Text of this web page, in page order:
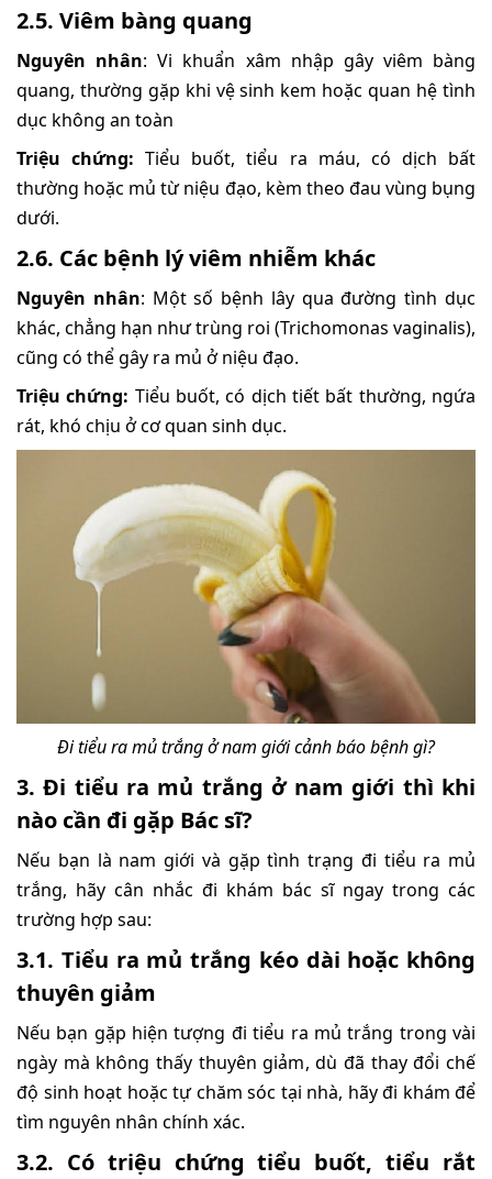
2.5. Viêm bàng quang
Nguyên nhân: Vi khuẩn xâm nhập gây viêm bàng
quang, thường gặp khi vệ sinh kem hoặc quan hệ tình
dục không an toàn
Triệu chứng:Tiểu buốt, tiểu ra máu, có dịch bất
thường hoặc mủ từ niệu đạo, kèm theo đau vùng bụng
dưới.
2.6. Các bệnh lý viêm nhiễm khác
Nguyên nhân: Một số bệnh lây qua đường tình dục
khác, chẳng hạn như trùng roi (Trichomonas vaginalis),
cũng có thể gây ra mủ ở niệu đạo.
Triệu chứng: Tiểu buốt, có dịch tiết bất thường, ngứa
rát, khó chịu ở cơ quan sinh dục.
Đi tiểu ra mủ trắng ở nam giới cảnh báo bệnh gì?
3. Đi tiểu ra mủ trắng ở nam giới thì khi
nào cần đi gặp Bác sĩ?
Nếu bạn là nam giới và gặp tình trạng đi tiểu ra mủ
trắng, hãy cân nhắc đi khám bác sĩ ngay trong các
trường hợp sau:
3.1. Tiểu ra mủ trắng kéo dài hoặc không
thuyên giảm
Nếu bạn gặp hiện tượng đi tiểu ra mủ trắng trong vài
ngày mà không thấy thuyên giảm, dù đã thay đổi chế
độ sinh hoạt hoặc tự chăm sóc tại nhà, hãy đi khám để
tìm nguyên nhân chính xác.
3.2. Có triệu chứng tiểu buốt, tiểu rắt